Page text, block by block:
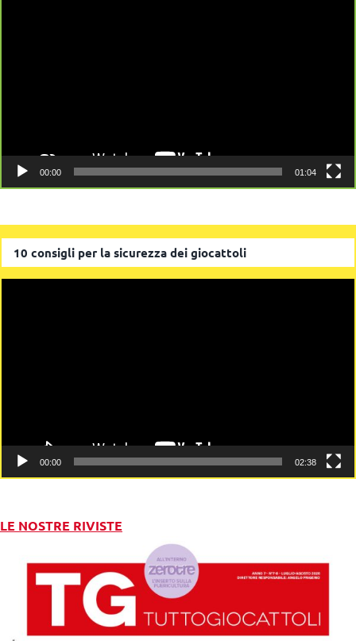
00:00 01:04
10 consigli per la sicurezza dei giocattoli
00:00 02:38
LE NOSTRE RIVISTE